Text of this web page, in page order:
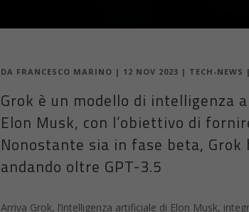
DA FRANCESCO MARINO | 12 NOV 2023 | TECH-NEWS |
Grok è un modello di intelligenza
Elon Musk, con l’obiettivo di
Nonostante sia in fase beta,
andando oltre GPT-3.5
Arriva Grok, l’intelligenza artificiale di Elon Musk,